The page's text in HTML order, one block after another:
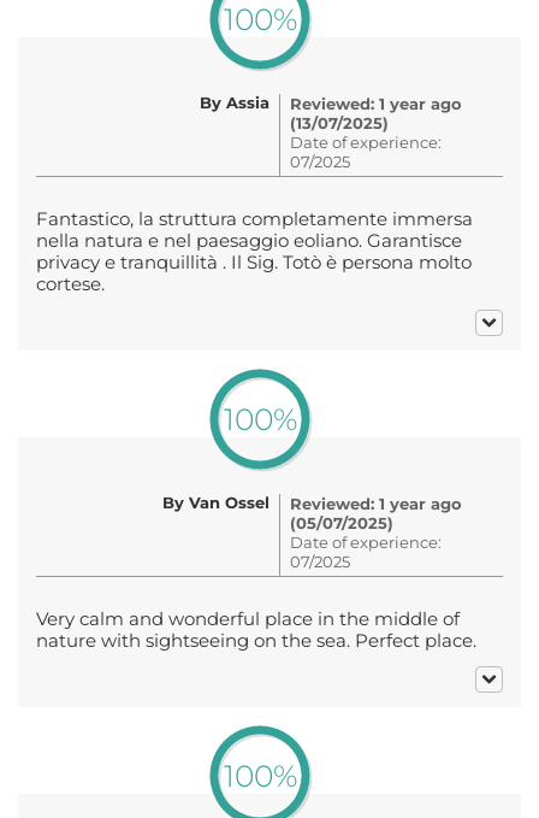
100%
By Assia
Reviewed: 1 year ago
(13/07/2025)
Date of experience:
07/2025
Fantastico, la struttura completamente immersa
nella natura e nel paesaggio eoliano. Garantisce
privacy e tranquillità . Il Sig. Totò è persona molto
cortese.
100%
By Van Ossel
Reviewed: 1 year ago
(05/07/2025)
Date of experience:
07/2025
Very calm and wonderful place in the middle of
nature with sightseeing on the sea. Perfect place.
100%